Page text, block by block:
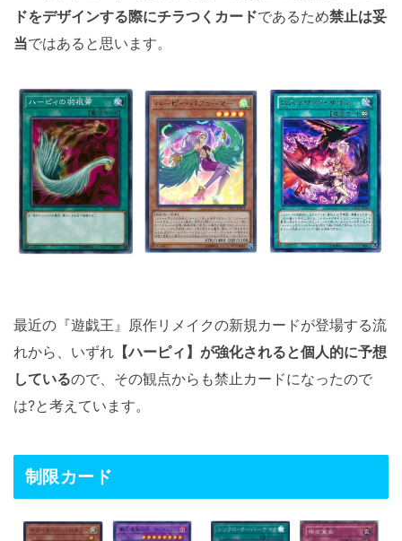
ドをデザインする際にチラつくカードであるため禁止は妥
当ではあると思います。
最近の『遊戯王』原作リメイクの新規カードが登場する流
れから、いずれ 【ハーピィ】が強化されると個人的に予想
しているので、その観点からも禁止カードになったので
は?と考えています。
制限カード